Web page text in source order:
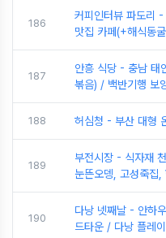
186
커피인터뷰 파도리 -
맛집 카페(+해식동
187
안흥 식당 - 충남 태
볶음) / 백반기행 보
188 허심청 - 부산 대형
189
부전시장 - 식자재
눈뜬오뎅, 고성죽집,
190
다낭 넷째날 - 안하
드타운 / 다낭 플레이